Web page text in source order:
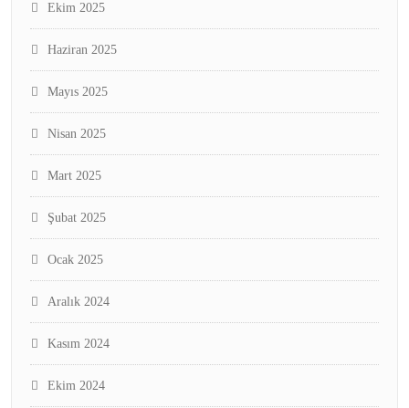
Ekim 2025
Haziran 2025
Mayıs 2025
Nisan 2025
Mart 2025
Şubat 2025
Ocak 2025
Aralık 2024
Kasım 2024
Ekim 2024